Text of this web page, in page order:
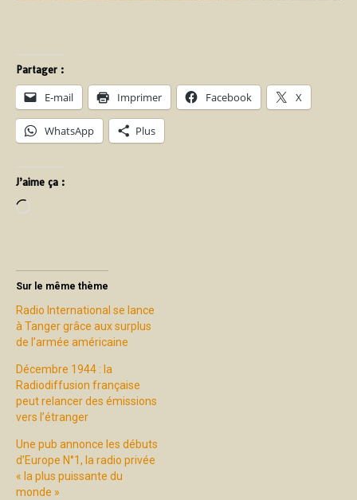
Partager :
E-mail Imprimer Facebook X
WhatsApp Plus
J’aime ça :
Sur le même thème
Radio International se lance
à Tanger grâce aux surplus
de l’armée américaine
Décembre 1944 : la
Radiodiffusion française
peut relancer des émissions
vers l’étranger
Une pub annonce les débuts
d’Europe N°1, la radio privée
« la plus puissante du
monde »